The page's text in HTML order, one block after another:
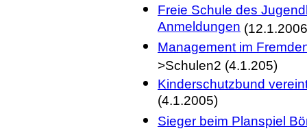
Freie Schule des
Anmeldungen
Management im
>Schulen2 (4.1.205)
Kinderschutzbund
(4.1.2005)
Sieger beim Planspiel